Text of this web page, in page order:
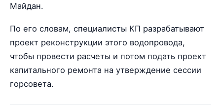
Майдан.
По его словам, специалисты КП разрабатывают
проект реконструкции этого водопровода,
чтобы провести расчеты и потом подать проект
капитального ремонта на утверждение сессии
горсовета.